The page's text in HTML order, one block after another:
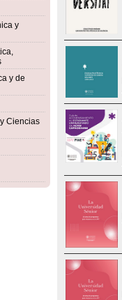
y
y de
Ciencias